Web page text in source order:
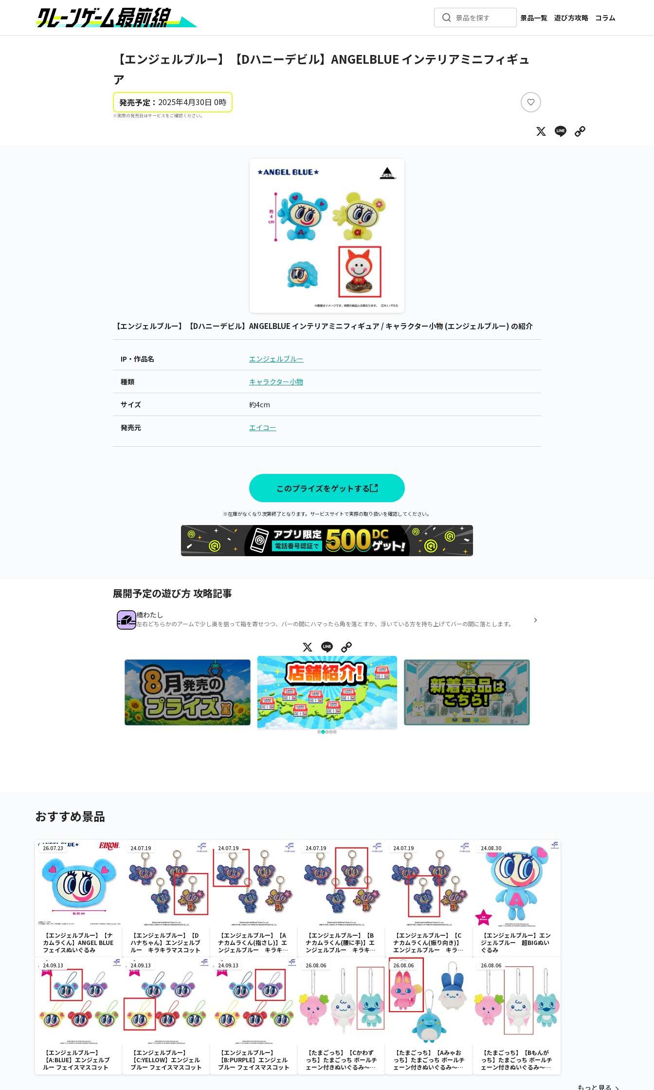
景品を探す
景品一覧
新着景品
遊び方攻略
コラム
インタビュー
【エンジェルブルー】【Dハニーデビル】ANGELBLUE インテリアミニフィギュ
ア
発売予定： 2025年4月30日 0時
※実際の発売日はサービスをご確認ください。
い
ね
X Line
【エンジェルブルー】【Dハニーデビル】ANGELBLUE インテリアミニフィギュア / キャラクター小物 (エンジェルブルー) の紹介
IP・作品名 エンジェルブルー
種類 キャラクター小物
サイズ 約4cm
発売元 エイコー
このプライズをゲットする
※在庫がなくなり次第終了となります。サービスサイトで実際の取り扱いを確認してください。
展開予定の遊び方 攻略記事
橋わたし
左右どちらかのアームで少し奥を狙って箱を寄せつつ、バーの間にハマったら角を落とすか、浮いている方を持ち上げてバーの間に落とします。
X Line
おすすめ景品
26.07.23
【エンジェルブルー】【ナ
カムラくん】ANGEL BLUE
フェイスぬいぐるみ
24.07.19
【エンジェルブルー】【D
ハナちゃん】エンジェルブ
ルー キラキラマスコット
24.07.19
【エンジェルブルー】【A
ナカムラくん(指さし)】エ
ンジェルブルー キラキラ
24.07.19
【エンジェルブルー】【B
ナカムラくん(腰に手)】エ
ンジェルブルー キラキラ
24.07.19
【エンジェルブルー】【C
ナカムラくん(振り向き)】
エンジェルブルー キラキ
ラマスコット
24.08.30
【エンジェルブルー】エン
ジェルブルー 超BIGぬい
ぐるみ
24.09.13
【エンジェルブルー】
【A:BLUE】エンジェルブ
ルー フェイスマスコット
24.09.13
【エンジェルブルー】
【C:YELLOW】エンジェル
ブルー フェイスマスコット
24.09.13
【エンジェルブルー】
【B:PURPLE】エンジェル
ブルー フェイスマスコット
26.08.06
【たまごっち】【Cかわず
っち】たまごっち ボールチ
ェーン付きぬいぐるみ～
Tamagotchi Paradise～
26.08.06
【たまごっち】【Aみゃお
っち】たまごっち ボールチ
ェーン付きぬいぐるみ～
Tamagotchi Paradise～
26.08.06
【たまごっち】【Bもんが
っち】たまごっち ボールチ
ェーン付きぬいぐるみ～
Tamagotchi Paradise～
もっと見る